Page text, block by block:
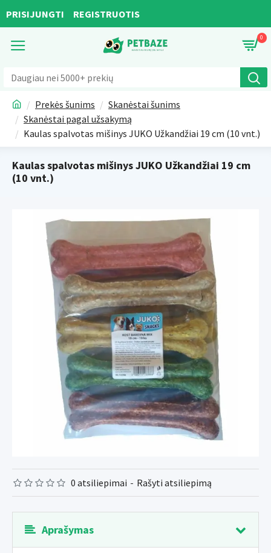
PRISIJUNGTI REGISTRUOTIS
0
Prekės šunims
Skanėstai šunims
Skanėstai pagal užsakymą
Kaulas spalvotas mišinys JUKO Užkandžiai 19 cm (10 vnt.)
Kaulas spalvotas mišinys JUKO Užkandžiai 19 cm
(10 vnt.)
0 atsiliepimai - Rašyti atsiliepimą
Aprašymas